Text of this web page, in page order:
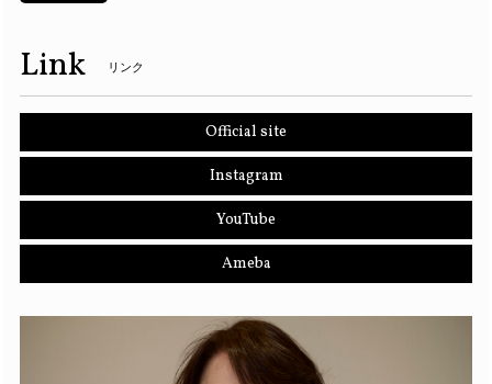
Link リンク
Official site
Instagram
YouTube
Ameba